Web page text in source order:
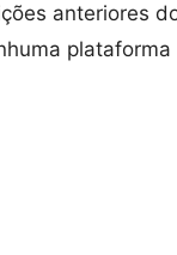
anteriores
plataforma